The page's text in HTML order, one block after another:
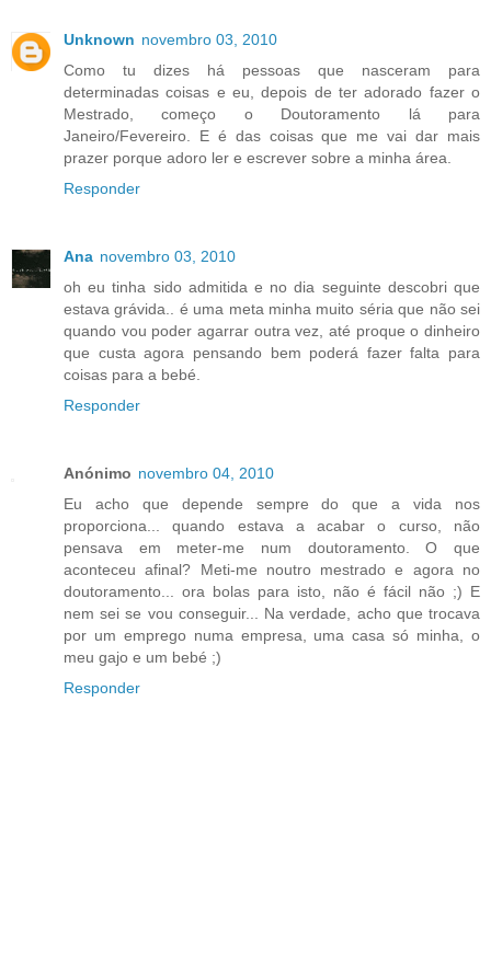
Unknown novembro 03, 2010
Como tu dizes há pessoas que nasceram para
determinadas coisas e eu, depois de ter adorado fazer o
Mestrado, começo o Doutoramento lá para
Janeiro/Fevereiro. E é das coisas que me vai dar mais
prazer porque adoro ler e escrever sobre a minha área.
Responder
Ana novembro 03, 2010
oh eu tinha sido admitida e no dia seguinte descobri que
estava grávida.. é uma meta minha muito séria que não sei
quando vou poder agarrar outra vez, até proque o dinheiro
que custa agora pensando bem poderá fazer falta para
coisas para a bebé.
Responder
Anónimo novembro 04, 2010
Eu acho que depende sempre do que a vida nos
proporciona... quando estava a acabar o curso, não
pensava em meter-me num doutoramento. O que
aconteceu afinal? Meti-me noutro mestrado e agora no
doutoramento... ora bolas para isto, não é fácil não ;) E
nem sei se vou conseguir... Na verdade, acho que trocava
por um emprego numa empresa, uma casa só minha, o
meu gajo e um bebé ;)
Responder